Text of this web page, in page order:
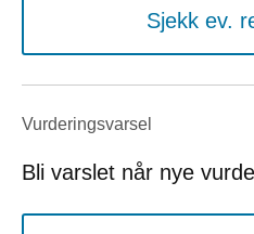
Sjekk ev.
Vurderings­varsel
Bli varslet når nye